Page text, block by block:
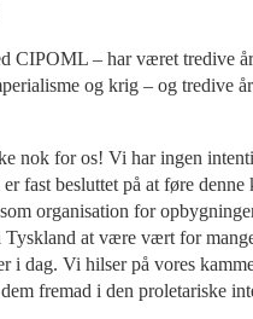
CIPOML – har været tredive
og krig – og tredive
nok for os! Vi har ingen
fast besluttet på at føre
organisation for
Tyskland at være vært for
i dag. Vi hilser på vores
fremad i den proletariske